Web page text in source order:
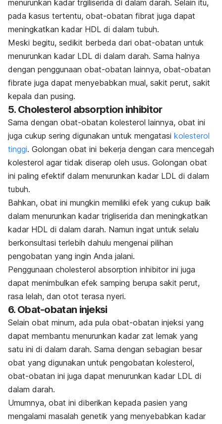
menurunkan kadar trgiliserida di dalam darah. Selain itu,
pada kasus tertentu, obat-obatan fibrat juga dapat
meningkatkan kadar HDL di dalam tubuh.
Meski begitu, sedikit berbeda dari obat-obatan untuk
menurunkan kadar LDL di dalam darah. Sama halnya
dengan penggunaan obat-obatan lainnya, obat-obatan
fibrate juga dapat menyebabkan mual, sakit perut, sakit
kepala dan pusing.
5. Cholesterol absorption inhibitor
Sama dengan obat-obatan kolesterol lainnya, obat ini
juga cukup sering digunakan untuk mengatasi kolesterol
tinggi. Golongan obat ini bekerja dengan cara mencegah
kolesterol agar tidak diserap oleh usus. Golongan obat
ini paling efektif dalam menurunkan kadar LDL di dalam
tubuh.
Bahkan, obat ini mungkin memiliki efek yang cukup baik
dalam menurunkan kadar trigliserida dan meningkatkan
kadar HDL di dalam darah. Namun ingat untuk selalu
berkonsultasi terlebih dahulu mengenai pilihan
pengobatan yang ingin Anda jalani.
Penggunaan cholesterol absorption inhibitor ini juga
dapat menimbulkan efek samping berupa sakit perut,
rasa lelah, dan otot terasa nyeri.
6. Obat-obatan injeksi
Selain obat minum, ada pula obat-obatan injeksi yang
dapat membantu menurunkan kadar zat lemak yang
satu ini di dalam darah. Sama dengan sebagian besar
obat yang digunakan untuk pengobatan kolesterol,
obat-obatan ini juga dapat menurunkan kadar LDL di
dalam darah.
Umumnya, obat ini diberikan kepada pasien yang
mengalami masalah genetik yang menyebabkan kadar